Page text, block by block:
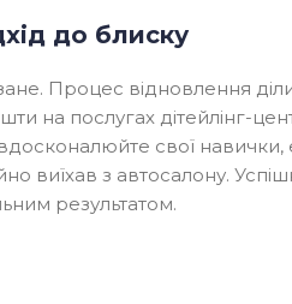
до блиску
Процес відновлення
на послугах дітейлінг-
свої
виїхав з автосалону.
результатом.